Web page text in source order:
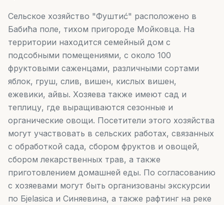
Сельское хозяйство "Фуштиć" расположено в
Бабића поле, тихом пригороде Мойковца. На
территории находится семейный дом с
подсобными помещениями, с около 100
фруктовыми саженцами, различными сортами
яблок, груш, слив, вишен, кислых вишен,
ежевики, айвы. Хозяева также имеют сад и
теплицу, где выращиваются сезонные и
органические овощи. Посетители этого хозяйства
могут участвовать в сельских работах, связанных
с обработкой сада, сбором фруктов и овощей,
сбором лекарственных трав, а также
приготовлением домашней еды. По согласованию
с хозяевами могут быть организованы экскурсии
по Бjelasica и Синяевина, а также рафтинг на реке